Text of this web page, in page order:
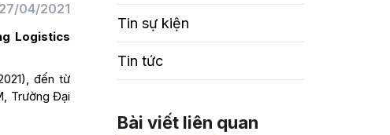
27/04/2021
Logistics
đến từ
Trường Đại
Tin sự kiện
Tin tức
Bài viết liên quan